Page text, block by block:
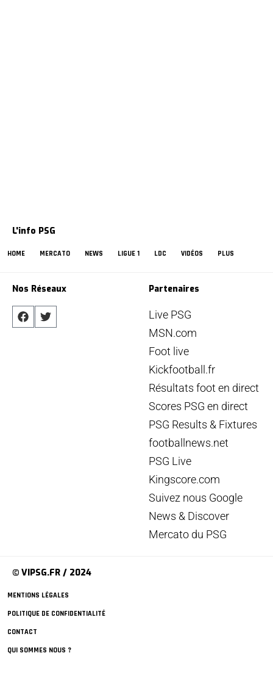
L'info PSG
HOME MERCATO NEWS LIGUE 1 LDC VIDÉOS PLUS
Nos Réseaux Partenaires
Live PSG
MSN.com
Foot live
Kickfootball.fr
Résultats foot en direct
Scores PSG en direct
PSG Results & Fixtures
footballnews.net
PSG Live
Kingscore.com
Suivez nous Google
News & Discover
Mercato du PSG
© VIPSG.FR / 2024
MENTIONS LÉGALES
POLITIQUE DE CONFIDENTIALITÉ
CONTACT
QUI SOMMES NOUS ?